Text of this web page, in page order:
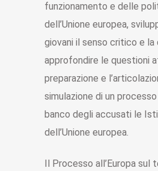
funzionamento e delle
dell’Unione europea,
giovani il senso critico e la
approfondire le questioni
preparazione e
simulazione di un
banco degli accusati le
dell’Unione europea.
Il Processo all’Europa sul